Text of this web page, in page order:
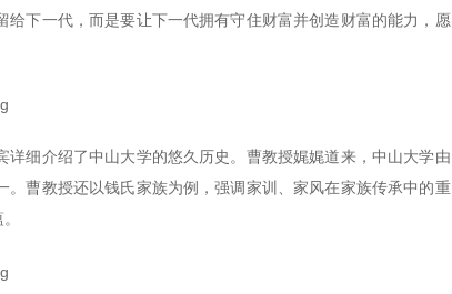
下一代，而是要让下一代拥有守住财富并创造财富的能力，愿
细介绍了中山大学的悠久历史。曹教授娓娓道来，中山大学由
曹教授还以钱氏家族为例，强调家训、家风在家族传承中的重